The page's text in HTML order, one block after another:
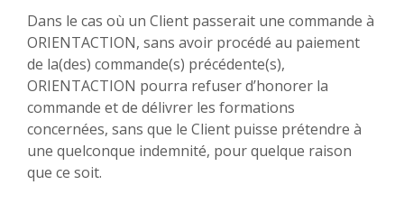
Dans le cas où un Client passerait une commande à
ORIENTACTION, sans avoir procédé au paiement
de la(des) commande(s) précédente(s),
ORIENTACTION pourra refuser d’honorer la
commande et de délivrer les formations
concernées, sans que le Client puisse prétendre à
une quelconque indemnité, pour quelque raison
que ce soit.